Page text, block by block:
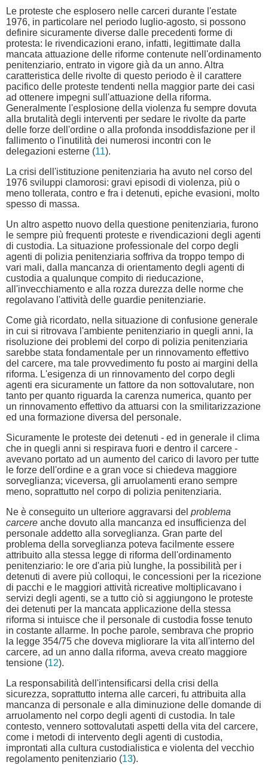
Le proteste che esplosero nelle carceri durante l'estate
1976, in particolare nel periodo luglio-agosto, si possono
definire sicuramente diverse dalle precedenti forme di
protesta: le rivendicazioni erano, infatti, legittimate dalla
mancata attuazione delle riforme contenute nell'ordinamento
penitenziario, entrato in vigore già da un anno. Altra
caratteristica delle rivolte di questo periodo è il carattere
pacifico delle proteste tendenti nella maggior parte dei casi
ad ottenere impegni sull'attuazione della riforma.
Generalmente l'esplosione della violenza fu sempre dovuta
alla brutalità degli interventi per sedare le rivolte da parte
delle forze dell'ordine o alla profonda insoddisfazione per il
fallimento o l'inutilità dei numerosi incontri con le
delegazioni esterne (11).
La crisi dell'istituzione penitenziaria ha avuto nel corso del
1976 sviluppi clamorosi: gravi episodi di violenza, più o
meno tollerata, contro e fra i detenuti, epiche evasioni, molto
spesso di massa.
Un altro aspetto nuovo della questione penitenziaria, furono
le sempre più frequenti proteste e rivendicazioni degli agenti
di custodia. La situazione professionale del corpo degli
agenti di polizia penitenziaria soffriva da troppo tempo di
vari mali, dalla mancanza di orientamento degli agenti di
custodia a qualunque compito di rieducazione,
all'invecchiamento e alla rozza durezza delle norme che
regolavano l'attività delle guardie penitenziarie.
Come già ricordato, nella situazione di confusione generale
in cui si ritrovava l'ambiente penitenziario in quegli anni, la
risoluzione dei problemi del corpo di polizia penitenziaria
sarebbe stata fondamentale per un rinnovamento effettivo
del carcere, ma tale provvedimento fu posto ai margini della
riforma. L'esigenza di un rinnovamento del corpo degli
agenti era sicuramente un fattore da non sottovalutare, non
tanto per quanto riguarda la carenza numerica, quanto per
un rinnovamento effettivo da attuarsi con la smilitarizzazione
ed una formazione diversa del personale.
Sicuramente le proteste dei detenuti - ed in generale il clima
che in quegli anni si respirava fuori e dentro il carcere -
avevano portato ad un aumento del carico di lavoro per tutte
le forze dell'ordine e a gran voce si chiedeva maggiore
sorveglianza; viceversa, gli arruolamenti erano sempre
meno, soprattutto nel corpo di polizia penitenziaria.
Ne è conseguito un ulteriore aggravarsi del problema
carcere anche dovuto alla mancanza ed insufficienza del
personale addetto alla sorveglianza. Gran parte del
problema della sorveglianza poteva facilmente essere
attribuito alla stessa legge di riforma dell'ordinamento
penitenziario: le ore d'aria più lunghe, la possibilità per i
detenuti di avere più colloqui, le concessioni per la ricezione
di pacchi e le maggiori attività ricreative moltiplicavano i
servizi degli agenti, se a tutto ciò si aggiungono le proteste
dei detenuti per la mancata applicazione della stessa
riforma si intuisce che il personale di custodia fosse tenuto
in costante allarme. In poche parole, sembrava che proprio
la legge 354/75 che doveva migliorare la vita all'interno del
carcere, ad un anno dalla riforma, aveva creato maggiore
tensione (12).
La responsabilità dell'intensificarsi della crisi della
sicurezza, soprattutto interna alle carceri, fu attribuita alla
mancanza di personale e alla diminuzione delle domande di
arruolamento nel corpo degli agenti di custodia. In tale
contesto, vennero sottovalutati aspetti della vita del carcere,
come i metodi di intervento degli agenti di custodia,
improntati alla cultura custodialistica e violenta del vecchio
regolamento penitenziario (13).